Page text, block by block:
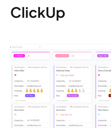
ClickUp